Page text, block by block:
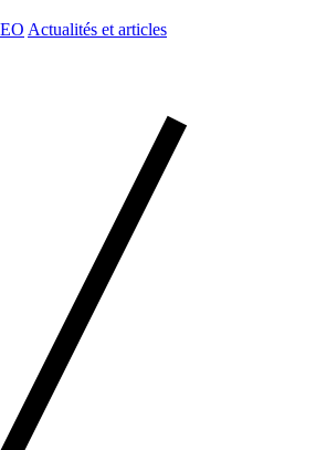
Actualités et articles